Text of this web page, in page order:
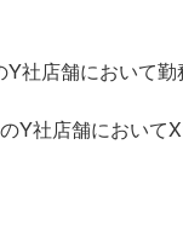
店舗において勤
Y社店舗において